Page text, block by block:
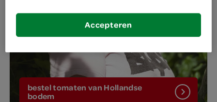
bestel tomaten van Hollandse
bodem
Accepteren